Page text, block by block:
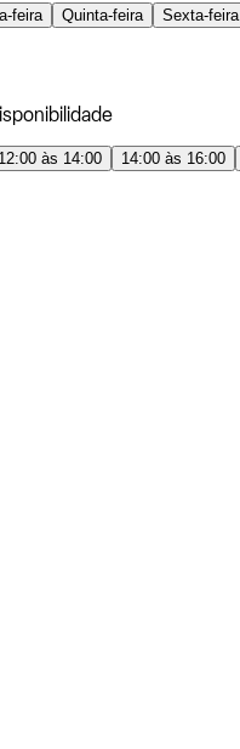
feira Quinta-feira Sexta-feira
12:00 às 14:00 14:00 às 16:00